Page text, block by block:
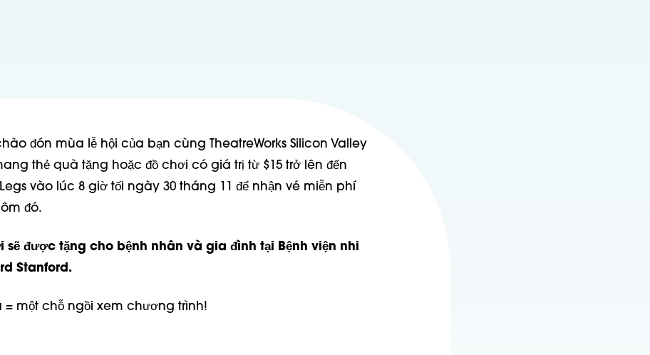
đón mùa lễ hội của bạn cùng TheatreWorks Silicon Valley
thẻ quà tặng hoặc đồ chơi có giá trị từ $15 trở lên đến
vào lúc 8 giờ tối ngày 30 tháng 11 để nhận vé miễn phí
đó.
sẽ được tặng cho bệnh nhân và gia đình tại Bệnh viện nhi
Stanford.
= một chỗ ngồi xem chương trình!